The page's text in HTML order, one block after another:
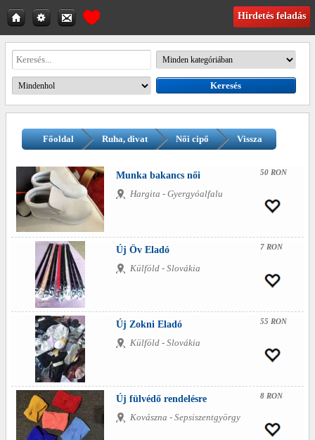
Hirdetés feladás
Főoldal Ruha, divat Női cipő Vissza
Munka bakancs női
Hargita - Gyergyóalfalu
50 RON
Új Öv Eladó
Külföld - Slovákia
7 RON
Új Zokni Eladó
Külföld - Slovákia
55 RON
Új fülvédő rendelésre
Kovászna - Sepsiszentgyörgy
8 RON